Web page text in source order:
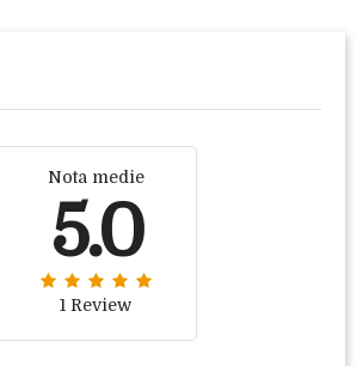
Nota medie
5.0
1 Review